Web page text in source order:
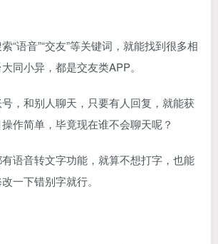
“语音”“交友”等关键词，就能找到很多相
同小异，都是交友类APP。
，和别人聊天，只要有人回复，就能获
作简单，毕竟现在谁不会聊天呢？
语音转文字功能，就算不想打字，也能
一下错别字就行。